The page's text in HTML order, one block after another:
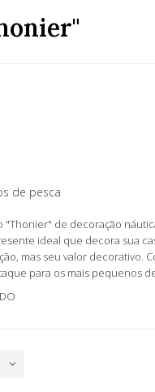
de pesca
de decoração
ideal que decora sua
mas seu valor decorativo.
para os mais pequenos